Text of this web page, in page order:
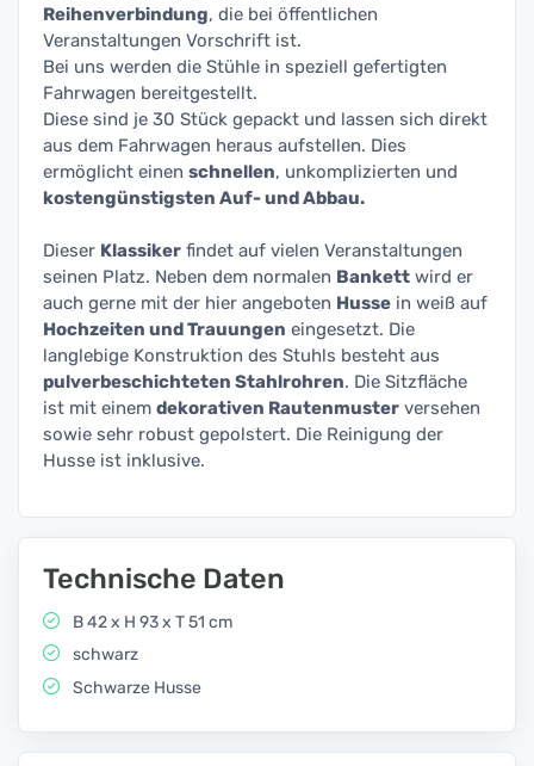
Reihenverbindung, die bei öffentlichen
Veranstaltungen Vorschrift ist.
Bei uns werden die Stühle in speziell gefertigten
Fahrwagen bereitgestellt.
Diese sind je 30 Stück gepackt und lassen sich direkt
aus dem Fahrwagen heraus aufstellen. Dies
ermöglicht einen schnellen, unkomplizierten und
kostengünstigsten Auf- und Abbau.
Dieser Klassiker findet auf vielen Veranstaltungen
seinen Platz. Neben dem normalen Bankett wird er
auch gerne mit der hier angeboten Husse in weiß auf
Hochzeiten und Trauungen eingesetzt. Die
langlebige Konstruktion des Stuhls besteht aus
pulverbeschichteten Stahlrohren. Die Sitzfläche
ist mit einem dekorativen Rautenmuster versehen
sowie sehr robust gepolstert. Die Reinigung der
Husse ist inklusive.
Technische Daten
B 42 x H 93 x T 51 cm
schwarz
Schwarze Husse